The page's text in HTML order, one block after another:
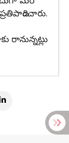
రానున్నట్లు